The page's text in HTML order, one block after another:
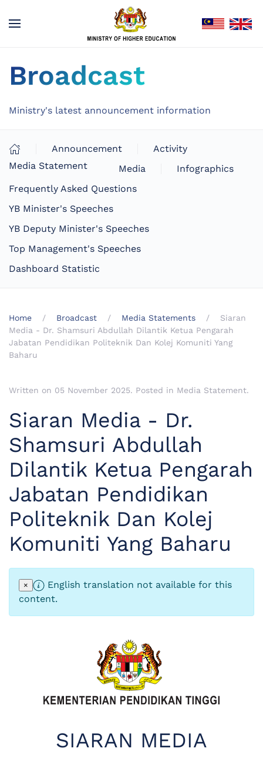
Broadcast
Ministry's latest announcement information
Announcement
Activity
Media Statement
Media
Infographics
Frequently Asked Questions
YB Minister's Speeches
YB Deputy Minister's Speeches
Top Management's Speeches
Dashboard Statistic
Home Broadcast Media Statements
Siaran
Media - Dr. Shamsuri Abdullah Dilantik Ketua Pengarah
Jabatan Pendidikan Politeknik Dan Kolej Komuniti Yang
Baharu
Written on 05 November 2025. Posted in Media Statement.
Siaran Media - Dr.
Shamsuri Abdullah
Dilantik Ketua Pengarah
Jabatan Pendidikan
Politeknik Dan Kolej
Komuniti Yang Baharu
×
English translation not available for this
content.
SIARAN MEDIA